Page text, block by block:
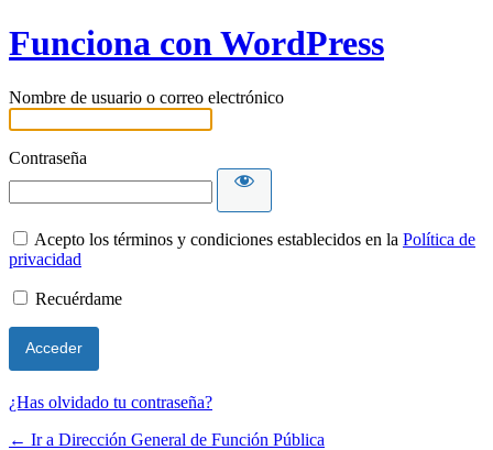
Funciona con WordPress
Nombre de usuario o correo electrónico
Contraseña
Acepto los términos y condiciones establecidos en la Política de
privacidad
Recuérdame
¿Has olvidado tu contraseña?
← Ir a Dirección General de Función Pública